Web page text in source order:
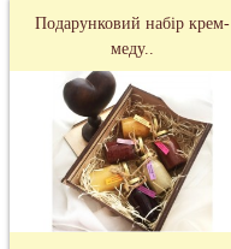
Подарунковий набір крем-
меду..